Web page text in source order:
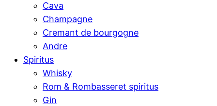
Cava
Champagne
Cremant de bourgogne
Andre
Spiritus
Whisky
Rom & Rombasseret spiritus
Gin